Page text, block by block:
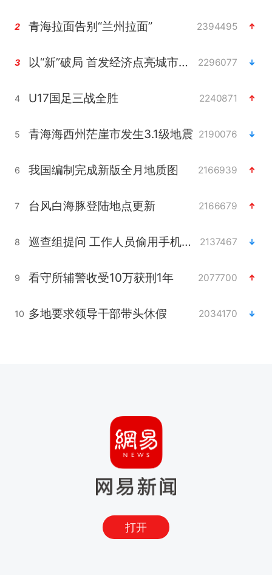
2 青海拉面告别“兰州拉面” 2394495
3 以“新”破局 首发经济点亮城市消费活力 2296077
4 U17国足三战全胜 2240871
5 青海海西州茫崖市发生3.1级地震 2190076
6 我国编制完成新版全月地质图 2166939
7 台风白海豚登陆地点更新 2166679
8 巡查组提问 工作人员偷用手机查答案 2137467
9 看守所辅警收受10万获刑1年 2077700
10 多地要求领导干部带头休假 2034170
打开